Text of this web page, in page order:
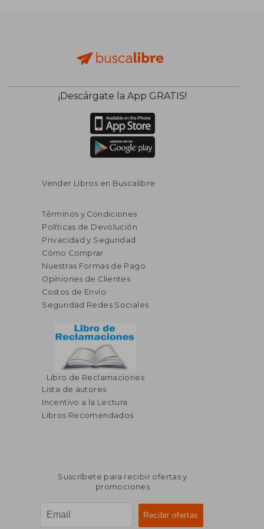
¡Descárgate la App GRATIS!
Vender Libros en Buscalibre
Términos y Condiciones
Políticas de Devolución
Privacidad y Seguridad
Cómo Comprar
Nuestras Formas de Pago
Opiniones de Clientes
Costos de Envío
Seguridad Redes Sociales
Libro de Reclamaciones
Lista de autores
Incentivo a la Lectura
Libros Recomendados
Suscríbete para recibir ofertas y
promociones